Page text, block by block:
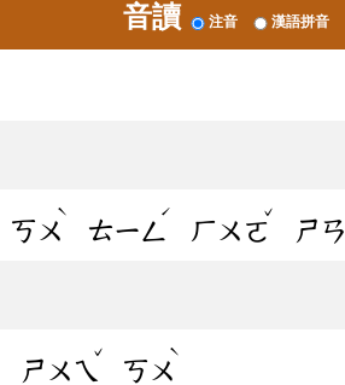
音讀 注音 漢語拼音
ㄎㄨ
ˋ
ㄊㄧㄥ
ˊ
ㄏㄨㄛ
ˇ
ㄕㄢ
ㄕㄨㄟ
ˇ
ㄎㄨ
ˋ